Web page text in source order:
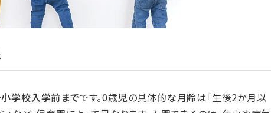
学校入学前までです。0歳児の具体的な月齢は「生後2か月以